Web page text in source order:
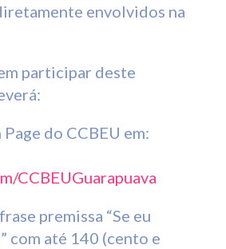
envolvidos na
participar deste
Page do CCBEU em:
CCBEUGuarapuava
premissa “Se eu
com até 140 (cento e